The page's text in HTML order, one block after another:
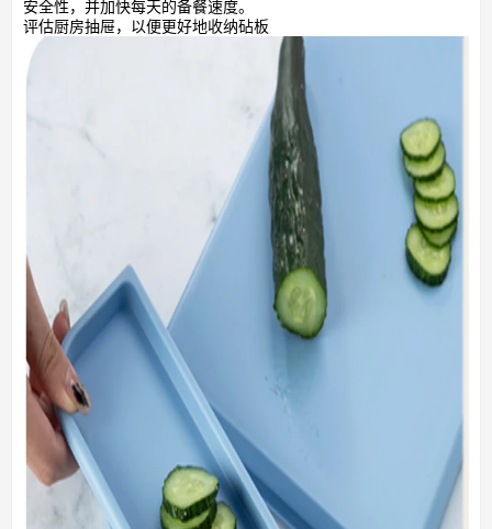
安全性，并加快每天的备餐速度。
评估厨房抽屉，以便更好地收纳砧板